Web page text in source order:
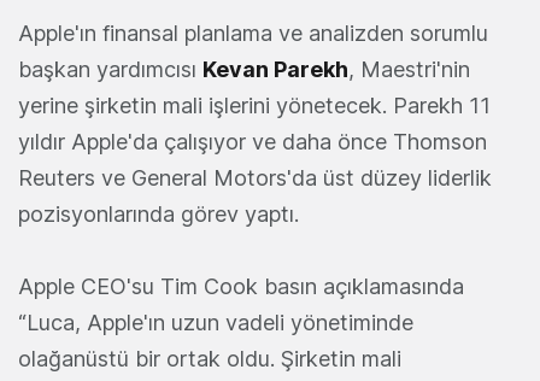
Apple'ın finansal planlama ve analizden sorumlu
başkan yardımcısı Kevan Parekh, Maestri'nin
yerine şirketin mali işlerini yönetecek. Parekh 11
yıldır Apple'da çalışıyor ve daha önce Thomson
Reuters ve General Motors'da üst düzey liderlik
pozisyonlarında görev yaptı.
Apple CEO'su Tim Cook basın açıklamasında
“Luca, Apple'ın uzun vadeli yönetiminde
olağanüstü bir ortak oldu. Şirketin mali